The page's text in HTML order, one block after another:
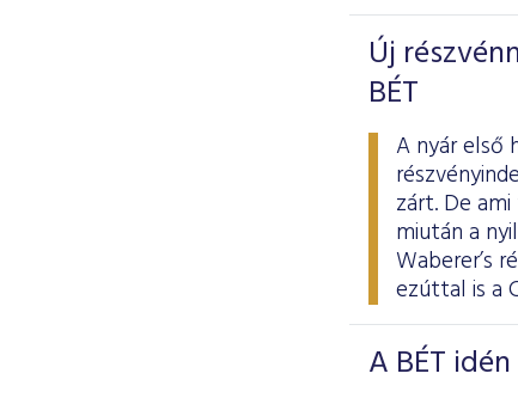
Új
BÉT
A nyár első
zárt. De
miután a
Waberer’s
ezúttal is a
A BÉT